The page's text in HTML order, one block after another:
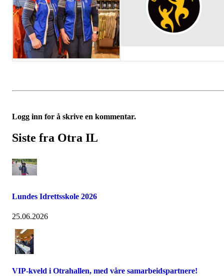
Logg inn for å skrive en kommentar.
Siste fra Otra IL
Lundes Idrettsskole 2026
25.06.2026
VIP-kveld i Otrahallen, med våre samarbeidspartnere!